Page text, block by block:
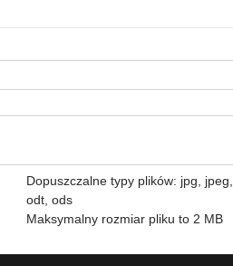
Dopuszczalne typy plików: jpg,
odt, ods
Maksymalny rozmiar pliku to 2 MB